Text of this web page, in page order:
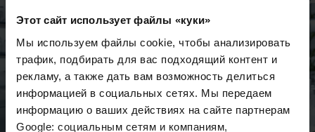
Этот сайт использует файлы «куки»
Мы используем файлы cookie, чтобы анализировать
трафик, подбирать для вас подходящий контент и
рекламу, а также дать вам возможность делиться
информацией в социальных сетях. Мы передаем
информацию о ваших действиях на сайте партнерам
Google: социальным сетям и компаниям,